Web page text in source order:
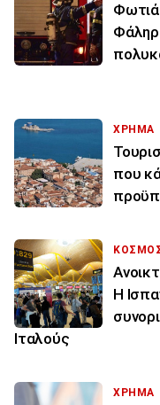
ΧΡΗΜΑ
που
Η
Ιταλούς
ΧΡΗΜΑ